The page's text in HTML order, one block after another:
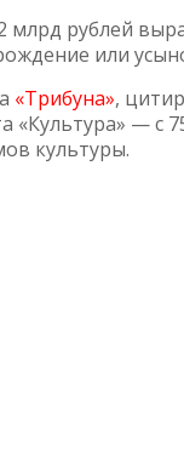
млрд рублей
или
«Трибуна»,
«Культура» — с
культуры.